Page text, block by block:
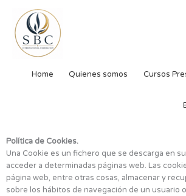
contenido
Home Quienes somos Cursos
Política de Cookies.
Una Cookie es un fichero que se descarga en
acceder a determinadas páginas web. Las
página web, entre otras cosas, almacenar y
sobre los hábitos de navegación de un usuario